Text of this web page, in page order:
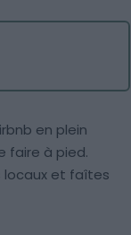
en plein
faire à pied.
locaux et faîtes